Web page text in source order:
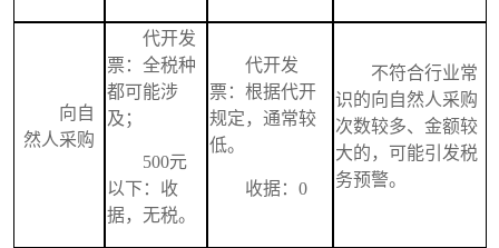
向自
然人采购
代开发
票：全税种
都可能涉
及；
500元
以下：收
据，无税。
代开发
票：根据代开
规定，通常较
低。
收据：0
不符合行业常
识的向自然人采购
次数较多、金额较
大的，可能引发税
务预警。